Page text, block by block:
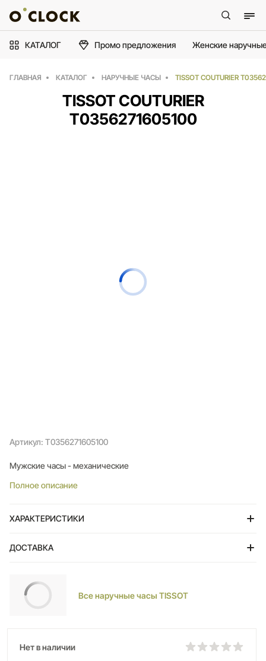
КАТАЛОГ Промо предложения Женские
ГЛАВНАЯ КАТАЛОГ НАРУЧНЫЕ ЧАСЫ TISSOT COUTURIER
TISSOT COUTURIER
T0356271605100
Артикул: T0356271605100
Мужские часы - механические
Полное описание
ХАРАКТЕРИСТИКИ
ДОСТАВКА
Все наручные часы TISSOT
Нет в наличии